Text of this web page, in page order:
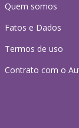
Quem somos
Fatos e Dados
Termos de uso
Contrato com o